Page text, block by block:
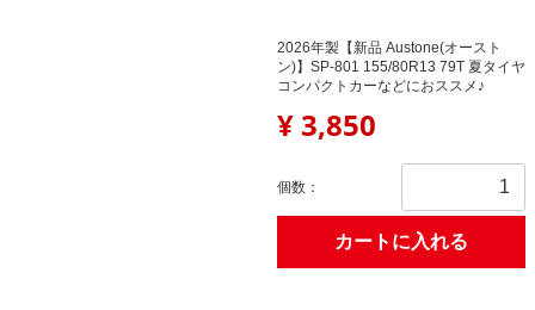
2026年製【新品 Austone(オースト
ン)】SP-801 155/80R13 79T 夏タイヤ
コンパクトカーなどにおススメ♪
¥ 3,850
個数：
カートに入れる